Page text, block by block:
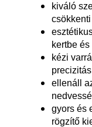
kiváló
kertbe
kézi
ellenáll
gyors és
rögzítő